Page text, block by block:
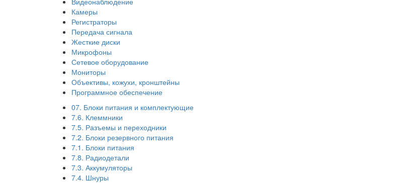
Камеры
Регистраторы
Передача сигнала
Жесткие диски
Микрофоны
Сетевое оборудование
Мониторы
Объективы, кожухи, кронштейны
Программное обеспечение
07. Блоки питания и комплектующие
7.6. Клеммники
7.5. Разъемы и переходники
7.2. Блоки резервного питания
7.1. Блоки питания
7.8. Радиодетали
7.3. Аккумуляторы
7.4. Шнуры